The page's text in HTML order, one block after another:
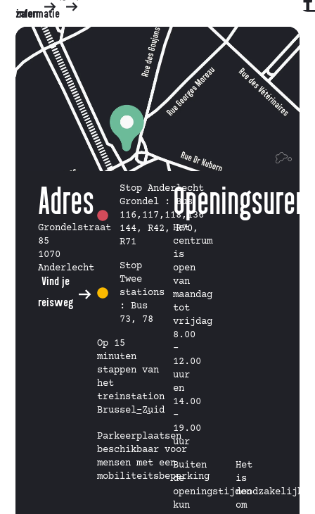
zalen
informatie
Adres
Grondelstraat
85
1070
Anderlecht
Vind je
reisweg
Stop Anderlecht
Grondel : Bus
116,117,118,136
144, R42, R70,
R71
Stop
Twee
stations
: Bus
73, 78
Op 15
minuten
stappen van
het
treinstation
Brussel-Zuid
Parkeerplaatsen
beschikbaar voor
mensen met een
mobiliteitsbeperking
Openingsuren
Het
centrum
is
open
van
maandag
tot
vrijdag
8.00
–
12.00
uur
en
14.00
–
19.00
uur
Buiten
de
openingstijden
kun
Het
is
noodzakelijk
om